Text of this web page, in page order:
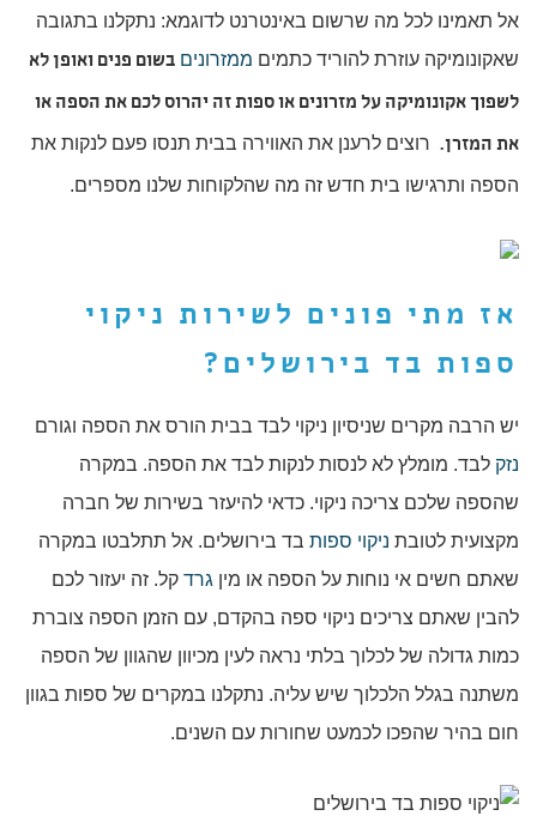
אל תאמינו לכל מה שרשום באינטרנט לדוגמא: נתקלנו בתגובה
שאקונומיקה עוזרת להוריד כתמים ממזרונים בשום פנים ואופן לא
לשפוך אקונומיקה על מזרונים או ספות זה יהרוס לכם את הספה או
את המזרן. רוצים לרענן את האווירה בבית תנסו פעם לנקות את
הספה ותרגישו בית חדש זה מה שהלקוחות שלנו מספרים.
אז מתי פונים לשירות ניקוי
ספות בד בירושלים ?
יש הרבה מקרים שניסיון ניקוי לבד בבית הורס את הספה וגורם
נזק לבד. מומלץ לא לנסות לנקות לבד את הספה. במקרה
שהספה שלכם צריכה ניקוי. כדאי להיעזר בשירות של חברה
מקצועית לטובת ניקוי ספות בד בירושלים. אל תתלבטו במקרה
שאתם חשים אי נוחות על הספה או מין גרד קל. זה יעזור לכם
להבין שאתם צריכים ניקוי ספה בהקדם, עם הזמן הספה צוברת
כמות גדולה של לכלוך בלתי נראה לעין מכיוון שהגוון של הספה
משתנה בגלל הלכלוך שיש עליה. נתקלנו במקרים של ספות בגוון
חום בהיר שהפכו לכמעט שחורות עם השנים.